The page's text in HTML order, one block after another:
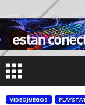
VIDEOJUEGOS